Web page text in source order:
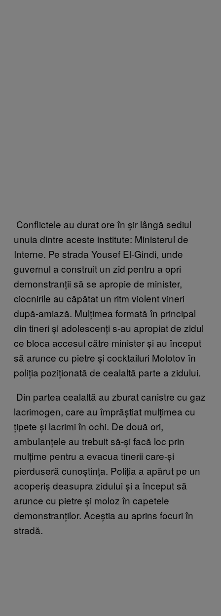
Conflictele au durat ore în șir lângă sediul
unuia dintre aceste institute: Ministerul de
Interne. Pe strada Yousef El-Gindi, unde
guvernul a construit un zid pentru a opri
demonstranții să se apropie de minister,
ciocnirile au căpătat un ritm violent vineri
după-amiază. Mulțimea formată în principal
din tineri și adolescenți s-au apropiat de zidul
ce bloca accesul către minister și au început
să arunce cu pietre și cocktailuri Molotov în
poliția poziționată de cealaltă parte a zidului.
Din partea cealaltă au zburat canistre cu gaz
lacrimogen, care au împrăștiat mulțimea cu
țipete și lacrimi în ochi. De două ori,
ambulanțele au trebuit să-și facă loc prin
mulțime pentru a evacua tinerii care-și
pierduseră cunoștința. Poliția a apărut pe un
acoperiș deasupra zidului și a început să
arunce cu pietre și moloz în capetele
demonstranților. Aceștia au aprins focuri în
stradă.